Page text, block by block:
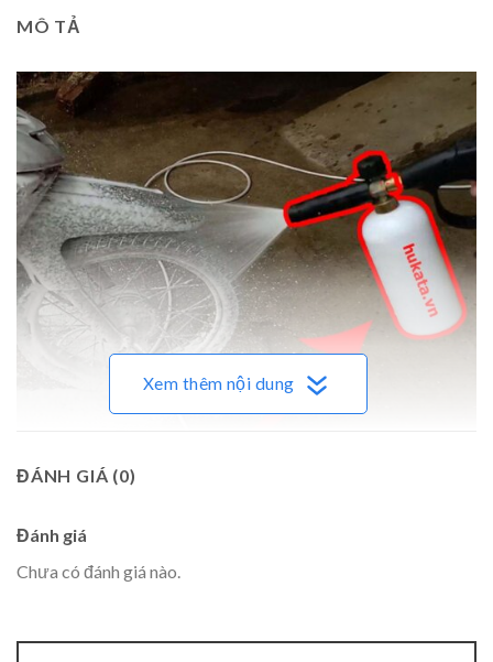
MÔ TẢ
[read more]
Xem thêm nội dung
ĐÁNH GIÁ (0)
Đánh giá
Chưa có đánh giá nào.